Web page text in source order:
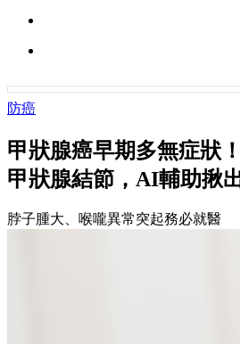
防癌
甲狀腺癌早期多無症狀
甲狀腺結節，AI輔助揪
脖子腫大、喉嚨異常突起務必就醫